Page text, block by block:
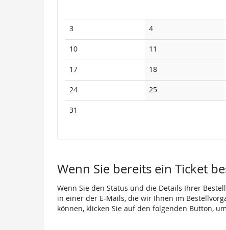
3Keine
Veranstaltungen
4Keine
Veranstaltungen
10Keine
Veranstaltungen
11
Veranstaltungen
17Keine
Veranstaltungen
18Keine
Veranstaltungen
24Keine
Veranstaltungen
25Keine
Veranstaltungen
31
Wenn Sie bereits ein Ticket
Wenn Sie den Status und die Details Ihrer
in einer der E-Mails, die wir Ihnen im
können, klicken Sie auf den folgenden Button,